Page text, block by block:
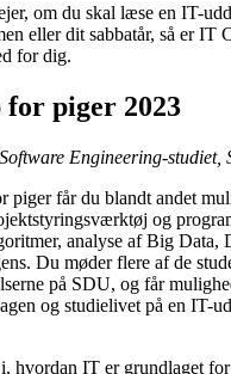
om du skal læse en IT-
eller dit sabbatår, så er IT
for dig.
piger 2023
Engineering-studiet,
piger får du blandt andet
og
analyse af Big Data,
Du møder flere af de
på SDU, og får
og studielivet på en IT-
hvordan IT er grundlaget for